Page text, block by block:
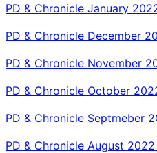
PD & Chronicle January
PD & Chronicle December
PD & Chronicle November
PD & Chronicle October
PD & Chronicle Septmeber
PD & Chronicle August 2022